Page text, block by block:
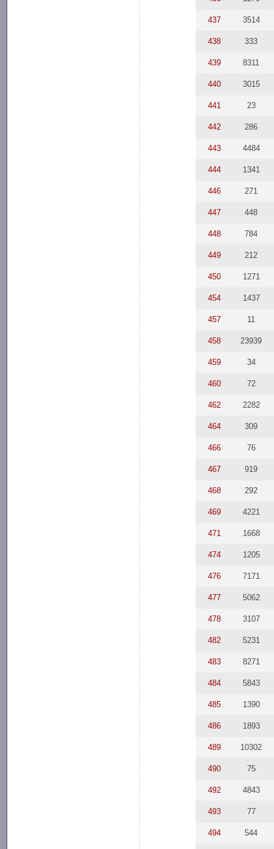
437 3514
438 333
439 8311
440 3015
441 23
442 286
443 4484
444 1341
446 271
447 448
448 784
449 212
450 1271
454 1437
457 11
458 23939
459 34
460 72
462 2282
464 309
466 76
467 919
468 292
469 4221
471 1668
474 1205
476 7171
477 5062
478 3107
482 5231
483 8271
484 5843
485 1390
486 1893
489 10302
490 75
492 4843
493 77
494 544